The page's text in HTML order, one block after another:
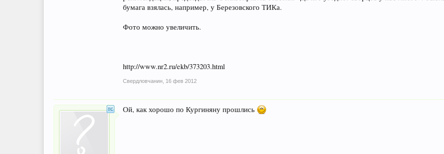
бумага взялась, например, у Березовского ТИКа.
Фото можно увеличить.
http://www.nr2.ru/ekb/373203.html
Свердловчанин 16 фев 2012
Ой, как хорошо по Кургиняну прошлись